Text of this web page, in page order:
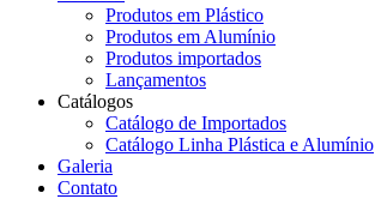
Produtos em Plástico
Produtos em Alumínio
Produtos importados
Lançamentos
Catálogos
Catálogo de Importados
Catálogo Linha Plástica e Alumínio
Galeria
Contato